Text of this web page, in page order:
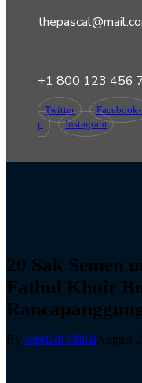
+1 800 123 456
Twitter
p
Instagram
20 Sak Semen
Fathul Khoir
By supriadi alhilalAugust